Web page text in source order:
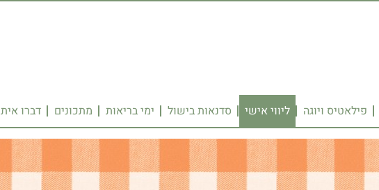
פילאטיס ויוגה ליווי אישי סדנאות בישול ימי בריאות מתכונים דברו